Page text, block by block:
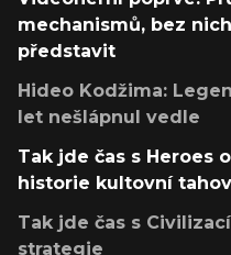
mechanismů, bez
představit
Hideo Kodžima:
let nešlápnul vedle
Tak jde čas s Heroes
historie kultovní
Tak jde čas s
strategie